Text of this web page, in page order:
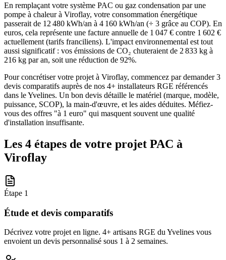
En remplaçant votre système PAC ou gaz condensation par une
pompe à chaleur à Viroflay, votre consommation énergétique
passerait de 12 480 kWh/an à 4 160 kWh/an (÷ 3 grâce au COP). En
euros, cela représente une facture annuelle de 1 047 € contre 1 602 €
actuellement (tarifs franciliens). L'impact environnemental est tout
aussi significatif : vos émissions de CO₂ chuteraient de 2 833 kg à
216 kg par an, soit une réduction de 92%.
Pour concrétiser votre projet à Viroflay, commencez par demander 3
devis comparatifs auprès de nos 4+ installateurs RGE référencés
dans le Yvelines. Un bon devis détaille le matériel (marque, modèle,
puissance, SCOP), la main-d'œuvre, et les aides déduites. Méfiez-
vous des offres "à 1 euro" qui masquent souvent une qualité
d'installation insuffisante.
Les 4 étapes de votre projet PAC à
Viroflay
Étape 1
Étude et devis comparatifs
Décrivez votre projet en ligne. 4+ artisans RGE du Yvelines vous
envoient un devis personnalisé sous 1 à 2 semaines.